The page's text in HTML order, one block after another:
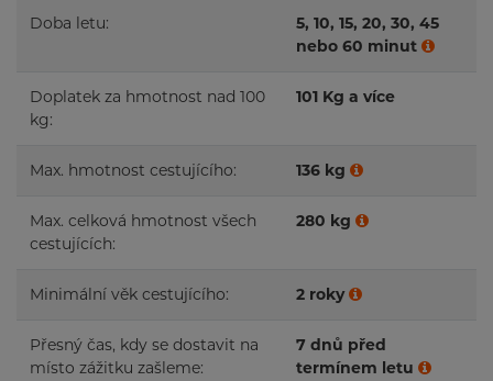
Doba letu:
5, 10, 15, 20, 30, 45
nebo 60 minut
Doplatek za hmotnost nad 100
kg:
101 Kg a více
Max. hmotnost cestujícího: 136 kg
Max. celková hmotnost všech
cestujících:
280 kg
Minimální věk cestujícího: 2 roky
Přesný čas, kdy se dostavit na
místo zážitku zašleme:
7 dnů před
termínem letu